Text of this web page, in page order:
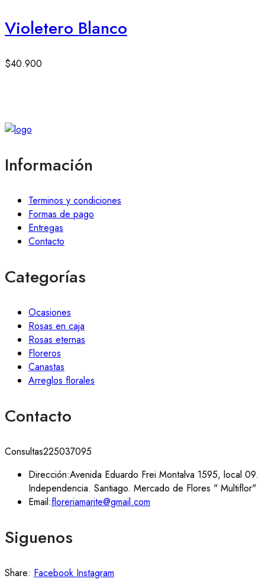
Violetero Blanco
$40.900
Información
Terminos y condiciones
Formas de pago
Entregas
Contacto
Categorías
Ocasiones
Rosas en caja
Rosas eternas
Floreros
Canastas
Arreglos florales
Contacto
Consultas225037095
Dirección:Avenida Eduardo Frei Montalva 1595, local 09.
Independencia. Santiago. Mercado de Flores " Multiflor"
Email:floreriamarite@gmail.com
Siguenos
Share: Facebook Instagram